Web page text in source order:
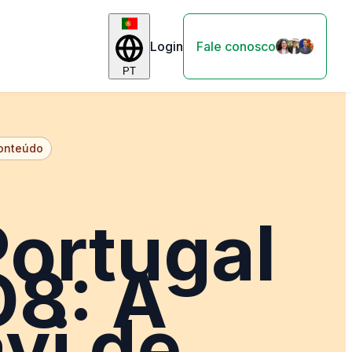
PT
Login Fale conosco
A